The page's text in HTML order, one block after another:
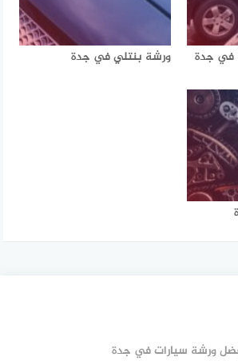
في جدة ورشة بنتلي في جدة
ورشة سيارات في جدة